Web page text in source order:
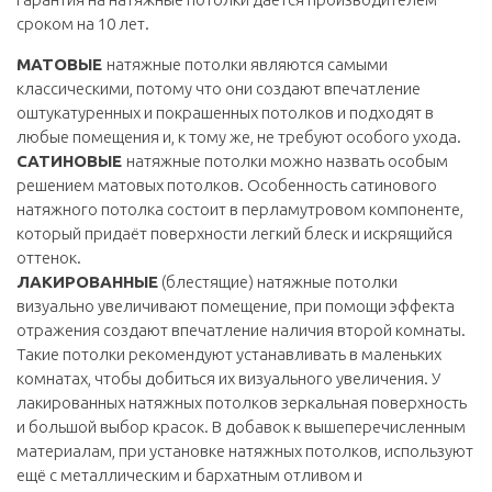
сроком на 10 лет.
МАТОВЫЕ натяжные потолки являются самыми
классическими, потому что они создают впечатление
оштукатуренных и покрашенных потолков и подходят в
любые помещения и, к тому же, не требуют особого ухода.
САТИНОВЫЕ натяжные потолки можно назвать особым
решением матовых потолков. Особенность сатинового
натяжного потолка состоит в перламутровом компоненте,
который придаёт поверхности легкий блеск и искрящийся
оттенок.
ЛАКИРОВАННЫЕ (блестящие) натяжные потолки
визуально увеличивают помещение, при помощи эффекта
отражения создают впечатление наличия второй комнаты.
Такие потолки рекомендуют устанавливать в маленьких
комнатах, чтобы добиться их визуального увеличения. У
лакированных натяжных потолков зеркальная поверхность
и большой выбор красок. В добавок к вышеперечисленным
материалам, при установке натяжных потолков, используют
ещё с металлическим и бархатным отливом и